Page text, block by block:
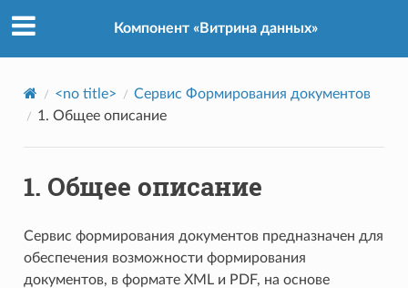
Компонент «Витрина данных»
<no title>
Сервис Формирования документов
1. Общее описание
1. Общее описание
Сервис формирования документов предназначен для
обеспечения возможности формирования
документов, в формате XML и PDF, на основе